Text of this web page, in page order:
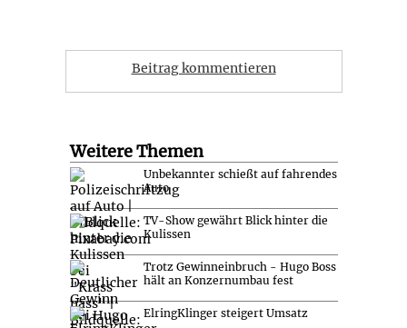
Beitrag kommentieren
Weitere Themen
Unbekannter schießt auf fahrendes
Auto
TV-Show gewährt Blick hinter die
Kulissen
Trotz Gewinneinbruch - Hugo Boss
hält an Konzernumbau fest
ElringKlinger steigert Umsatz